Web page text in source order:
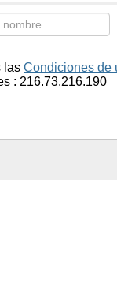
las Condiciones de
: 216.73.216.190